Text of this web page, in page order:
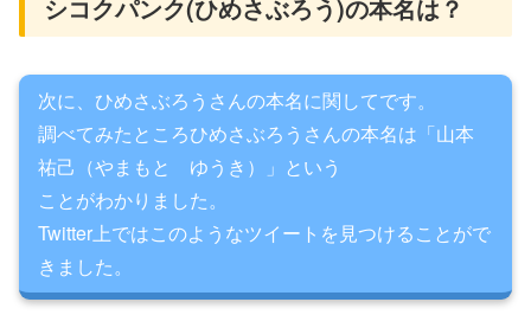
シコクパンク(ひめさぶろう)の本名は？
次に、ひめさぶろうさんの本名に関してです。
調べてみたところひめさぶろうさんの本名は「山本
祐己（やまもと ゆうき）」という
ことがわかりました。
Twitter上ではこのようなツイートを見つけることがで
きました。